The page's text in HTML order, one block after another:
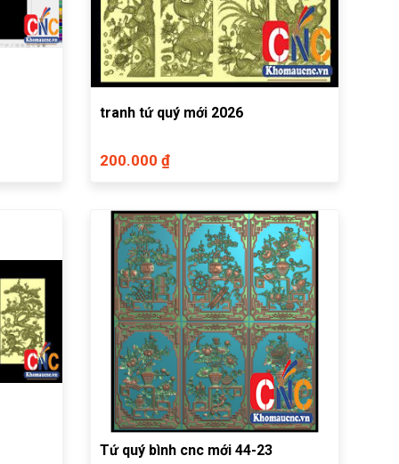
tranh tứ quý mới 2026
200.000 ₫
Tứ quý bình cnc mới 44-23